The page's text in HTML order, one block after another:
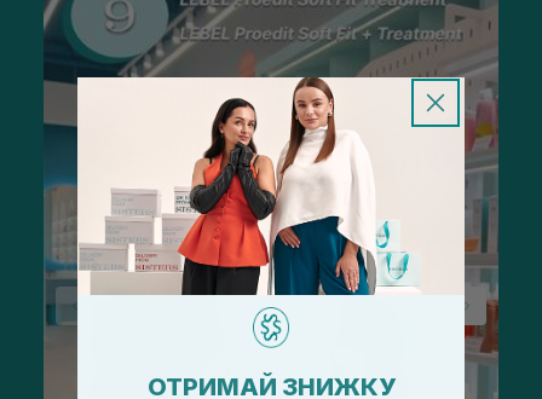
ОТРИМАЙ ЗНИЖКУ